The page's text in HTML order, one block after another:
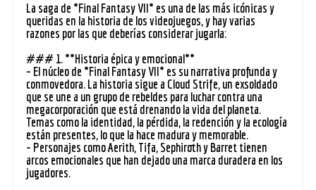
La saga de *Final Fantasy VII* es una de las más icónicas y
queridas en la historia de los videojuegos, y hay varias
razones por las que deberías considerar jugarla:
### 1. **Historia épica y emocional**
– El núcleo de *Final Fantasy VII* es su narrativa profunda y
conmovedora. La historia sigue a Cloud Strife, un exsoldado
que se une a un grupo de rebeldes para luchar contra una
megacorporación que está drenando la vida del planeta.
Temas como la identidad, la pérdida, la redención y la ecología
están presentes, lo que la hace madura y memorable.
– Personajes como Aerith, Tifa, Sephiroth y Barret tienen
arcos emocionales que han dejado una marca duradera en los
jugadores.